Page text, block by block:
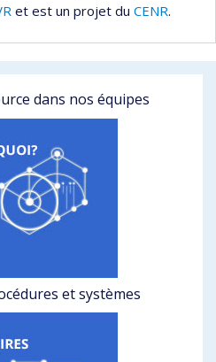
et est un projet du CENR.
dans nos équipes
et systèmes